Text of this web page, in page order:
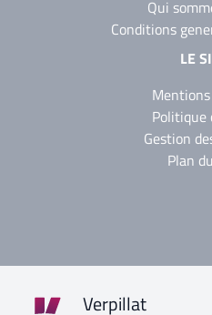
Qui
Conditions
LE
Politique
Gestion
Plan
Verpillat